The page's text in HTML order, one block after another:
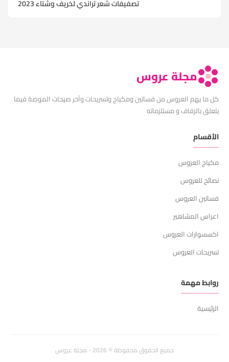
تصفيفات شعر تراندي لخريف وشتاء 2023
مجلة عروس
كل ما يهم العروس من فساتين ومكياج وتسريحات وآخر صيحات الموضة فيما
يتعلق بالزفاف و مستلزماته
الأقسام
مكياج العروس
نصائح للعروس
فساتين العروس
اعراس المشاهير
اكسسوارات العروس
تسريحات العروس
روابط مهمة
الرئيسية
جميع الحقوق محفوظة © 2026 - مجلة عروس